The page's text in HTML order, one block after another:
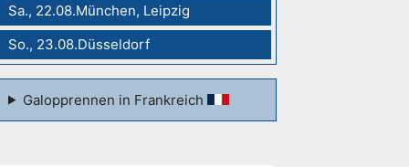
Sa., 22.08.München, Leipzig
So., 23.08.Düsseldorf
Galopprennen in Frankreich